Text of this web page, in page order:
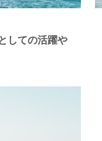
しての活躍や